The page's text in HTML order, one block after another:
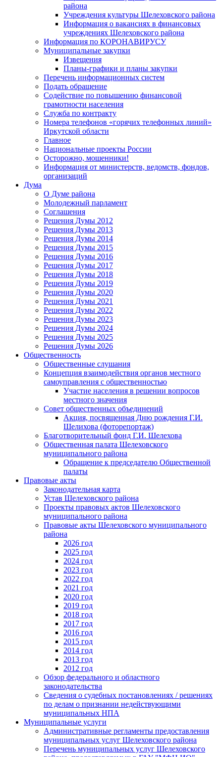
района
Учреждения культуры Шелеховского района
Информация о вакансиях в финансовых
учреждениях Шелеховского района
Информация по КОРОНАВИРУСУ
Муниципальные закупки
Извещения
Планы-графики и планы закупки
Перечень информационных систем
Подать обращение
Содействие по повышению финансовой
грамотности населения
Служба по контракту
Номера телефонов «горячих телефонных линий»
Иркутской области
Главное
Национальные проекты России
Осторожно, мошенники!
Информация от министерств, ведомств, фондов,
организаций
Дума
О Думе района
Молодежный парламент
Соглашения
Решения Думы 2012
Решения Думы 2013
Решения Думы 2014
Решения Думы 2015
Решения Думы 2016
Решения Думы 2017
Решения Думы 2018
Решения Думы 2019
Решения Думы 2020
Решения Думы 2021
Решения Думы 2022
Решения Думы 2023
Решения Думы 2024
Решения Думы 2025
Решения Думы 2026
Общественность
Общественные слушания
Концепция взаимодействия органов местного
самоуправления с общественностью
Участие населения в решении вопросов
местного значения
Совет общественных объединений
Акция, посвященная Дню рождения Г.И.
Шелихова (фоторепортаж)
Благотворительный фонд Г.И. Шелехова
Общественная палата Шелеховского
муниципального района
Обращение к председателю Общественной
палаты
Правовые акты
Законодательная карта
Устав Шелеховского района
Проекты правовых актов Шелеховского
муниципального района
Правовые акты Шелеховского муниципального
района
2026 год
2025 год
2024 год
2023 год
2022 год
2021 год
2020 год
2019 год
2018 год
2017 год
2016 год
2015 год
2014 год
2013 год
2012 год
Обзор федерального и областного
законодательства
Сведения о судебных постановлениях / решениях
по делам о признании недействующими
муниципальных НПА
Муниципальные услуги
Административные регламенты предоставления
муниципальных услуг Шелеховского района
Перечень муниципальных услуг Шелеховского